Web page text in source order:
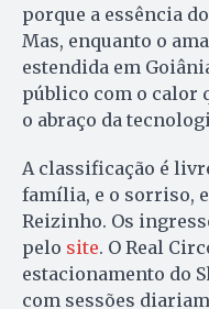
porque a essência
Mas, enquanto o
estendida em
público com o calor
o abraço da
A classificação é
família, e o sorriso,
Reizinho. Os
pelo site. O Real
estacionamento do
com sessões